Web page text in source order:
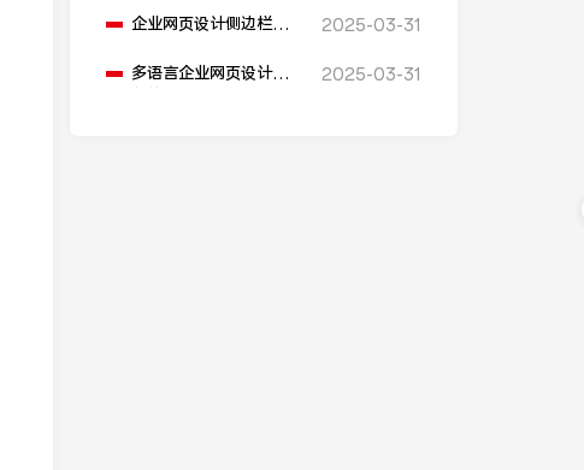
企业网页设计侧边栏的
2025-03-31
多语言企业网页设计服
2025-03-31